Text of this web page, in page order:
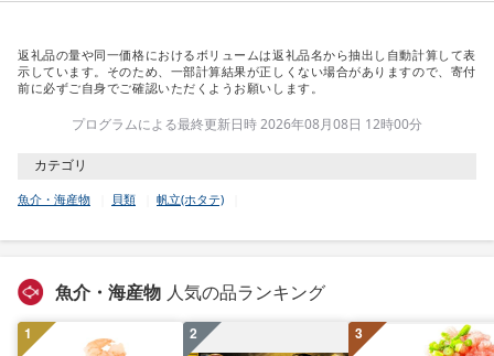
返礼品の量や同一価格におけるボリュームは返礼品名から抽出し自動計算して表
示しています。そのため、一部計算結果が正しくない場合がありますので、寄付
前に必ずご自身でご確認いただくようお願いします。
プログラムによる最終更新日時 2026年08月08日 12時00分
カテゴリ
魚介・海産物 貝類 帆立(ホタテ)
魚介・海産物 人気の品ランキング
1 2 3